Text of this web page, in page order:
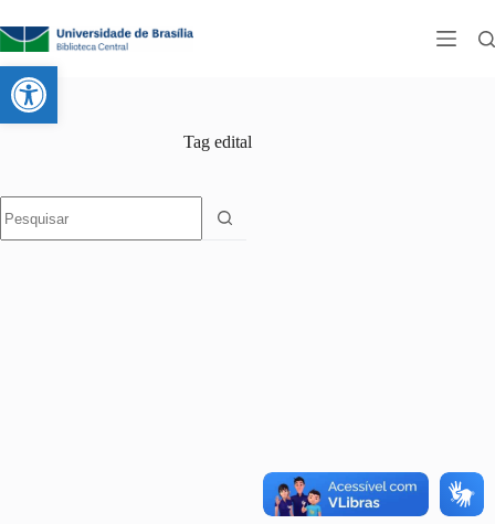
Abrir a barra de ferramentas
Tag edital